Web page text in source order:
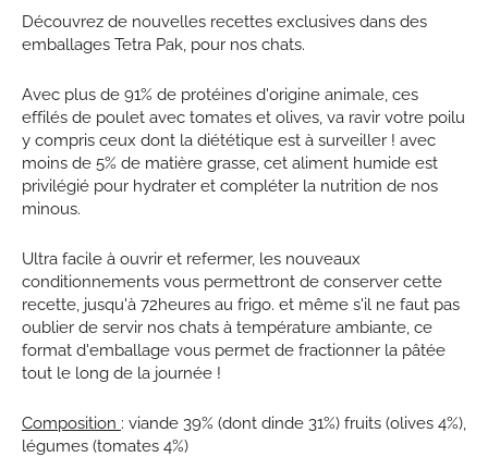
Découvrez de nouvelles recettes exclusives dans des
emballages Tetra Pak, pour nos chats.
Avec plus de 91% de protéines d'origine animale, ces
effilés de poulet avec tomates et olives, va ravir votre poilu
y compris ceux dont la diététique est à surveiller ! avec
moins de 5% de matière grasse, cet aliment humide est
privilégié pour hydrater et compléter la nutrition de nos
minous.
Ultra facile à ouvrir et refermer, les nouveaux
conditionnements vous permettront de conserver cette
recette, jusqu'à 72heures au frigo. et même s'il ne faut pas
oublier de servir nos chats à température ambiante, ce
format d'emballage vous permet de fractionner la pâtée
tout le long de la journée !
Composition : viande 39% (dont dinde 31%) fruits (olives 4%),
légumes (tomates 4%)